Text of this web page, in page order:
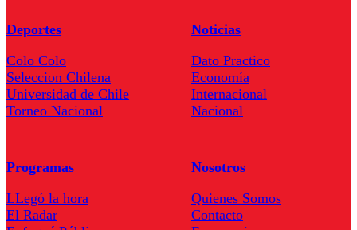
Deportes
Colo Colo
Seleccion Chilena
Universidad de Chile
Torneo Nacional
Noticias
Dato Practico
Economía
Internacional
Nacional
Programas
LLegó la hora
El Radar
Nosotros
Quienes Somos
Contacto